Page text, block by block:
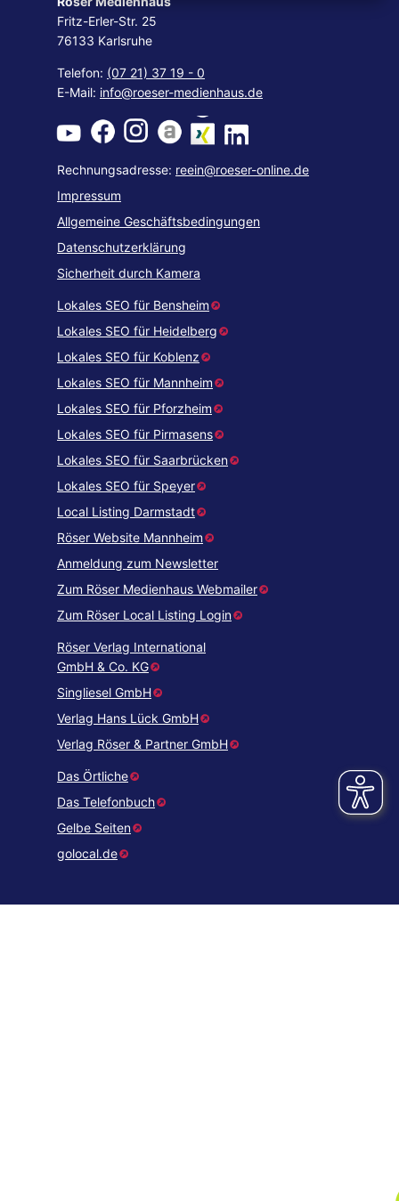
Fritz-Erler-Str. 25
76133 Karlsruhe
Telefon: (07 21) 37 19 - 0
E-Mail: info@roeser-medienhaus.de
Rechnungsadresse: reein@roeser-online.de
Impressum
Allgemeine Geschäftsbedingungen
Datenschutzerklärung
Sicherheit durch Kamera
Lokales SEO für Bensheim
Lokales SEO für Heidelberg
Lokales SEO für Koblenz
Lokales SEO für Mannheim
Lokales SEO für Pforzheim
Lokales SEO für Pirmasens
Lokales SEO für Saarbrücken
Lokales SEO für Speyer
Local Listing Darmstadt
Röser Website Mannheim
Anmeldung zum Newsletter
Zum Röser Medienhaus Webmailer
Zum Röser Local Listing Login
Röser Verlag International
GmbH & Co. KG
Singliesel GmbH
Verlag Hans Lück GmbH
Verlag Röser & Partner GmbH
Das Örtliche
Das Telefonbuch
Gelbe Seiten
golocal.de